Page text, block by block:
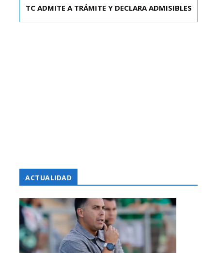
EXDIPUTADO LAVÍN SALIÓ DE CAPITÁN YÁBER
TC ADMITE A TRÁMITE Y DECLARA ADMISIBLES
ACTUALIDAD